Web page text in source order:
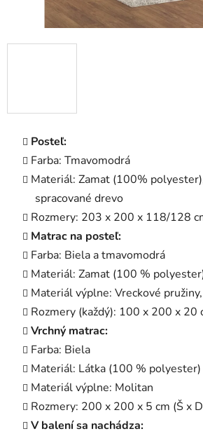
Posteľ:
Farba: Tmavomodrá
Materiál: Zamat (100%
spracované drevo
Rozmery: 203 x 200 x 118/128
Matrac na posteľ:
Farba: Biela a tmavomodrá
Materiál: Zamat (100 %
Materiál výplne: Vreckové
Rozmery (každý): 100 x 200 x 20
Vrchný matrac:
Farba: Biela
Materiál: Látka (100 % polyester)
Materiál výplne: Molitan
Rozmery: 200 x 200 x 5 cm (Š x
V balení sa nachádza: